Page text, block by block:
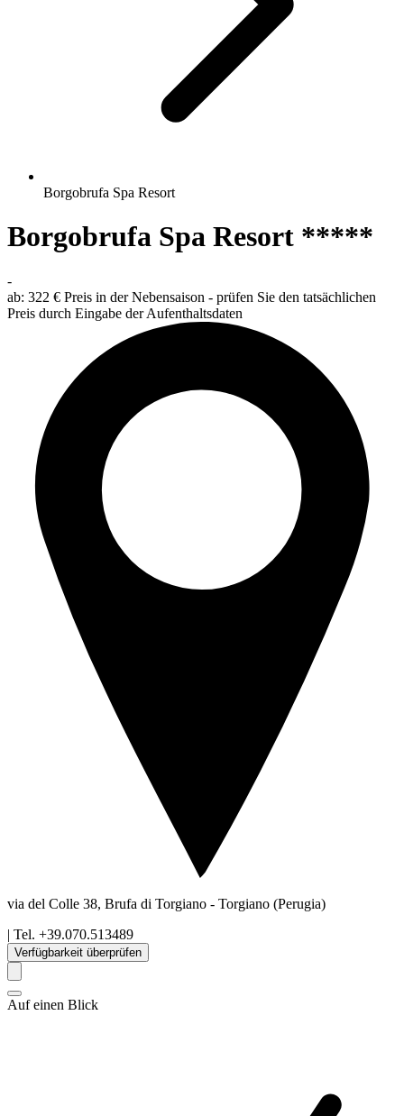
Borgobrufa Spa Resort
Borgobrufa Spa Resort *****
-
ab: 322 € Preis in der Nebensaison - prüfen Sie den tatsächlichen
Preis durch Eingabe der Aufenthaltsdaten
via del Colle 38, Brufa di Torgiano - Torgiano (Perugia)
| Tel. +39.070.513489
Verfügbarkeit überprüfen
Auf einen Blick